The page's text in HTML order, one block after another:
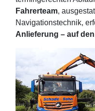
Fahrerteam,
Navigationstechnik,
Anlieferung – auf